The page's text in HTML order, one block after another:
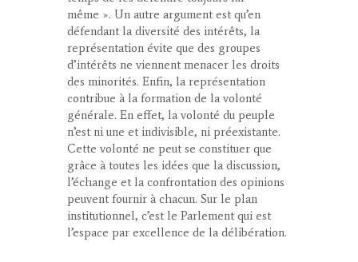
même ». Un autre argument est qu’en
défendant la diversité des intérêts, la
représentation évite que des groupes
d’intérêts ne viennent menacer les droits
des minorités. Enfin, la représentation
contribue à la formation de la volonté
générale. En effet, la volonté du peuple
n’est ni une et indivisible, ni préexistante.
Cette volonté ne peut se constituer que
grâce à toutes les idées que la discussion,
l’échange et la confrontation des opinions
peuvent fournir à chacun. Sur le plan
institutionnel, c’est le Parlement qui est
l’espace par excellence de la délibération.